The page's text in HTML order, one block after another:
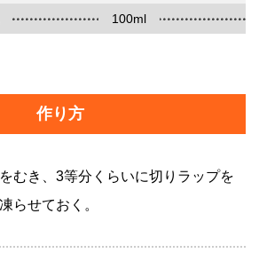
100ml
作り方
むき、3等分くらいに切りラップを
らせておく。